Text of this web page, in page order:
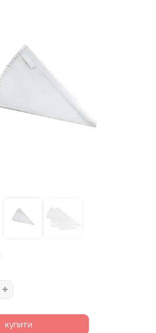
купити